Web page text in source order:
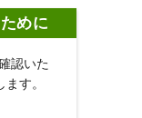
めに
認いた
す。